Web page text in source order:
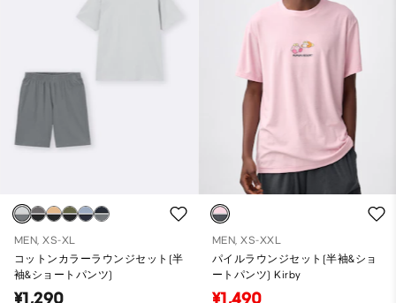
MEN, XS-XL
コットンカラーラウンジセット(半
袖&ショートパンツ)
¥1,290
MEN, XS-XXL
パイルラウンジセット(半袖&ショ
ートパンツ) Kirby
¥1,490